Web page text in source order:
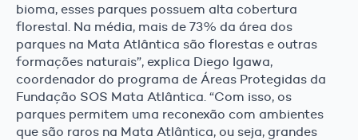
bioma, esses parques possuem alta cobertura
florestal. Na média, mais de 73% da área dos
parques na Mata Atlântica são florestas e outras
formações naturais”, explica Diego Igawa,
coordenador do programa de Áreas Protegidas da
Fundação SOS Mata Atlântica. “Com isso, os
parques permitem uma reconexão com ambientes
que são raros na Mata Atlântica, ou seja, grandes